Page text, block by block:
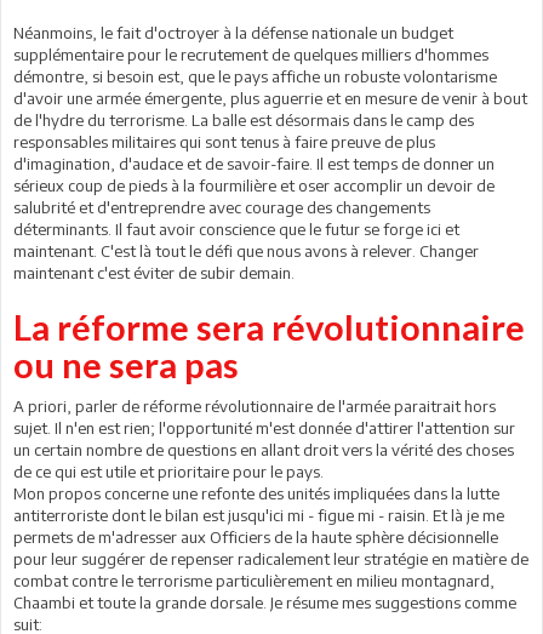
Néanmoins, le fait d'octroyer à la défense nationale un budget
supplémentaire pour le recrutement de quelques milliers d'hommes
démontre, si besoin est, que le pays affiche un robuste volontarisme
d'avoir une armée émergente, plus aguerrie et en mesure de venir à bout
de l'hydre du terrorisme. La balle est désormais dans le camp des
responsables militaires qui sont tenus à faire preuve de plus
d'imagination, d'audace et de savoir-faire. Il est temps de donner un
sérieux coup de pieds à la fourmilière et oser accomplir un devoir de
salubrité et d'entreprendre avec courage des changements
déterminants. Il faut avoir conscience que le futur se forge ici et
maintenant. C'est là tout le défi que nous avons à relever. Changer
maintenant c'est éviter de subir demain.
La réforme sera révolutionnaire
ou ne sera pas
A priori, parler de réforme révolutionnaire de l'armée paraitrait hors
sujet. Il n'en est rien; l'opportunité m'est donnée d'attirer l'attention sur
un certain nombre de questions en allant droit vers la vérité des choses
de ce qui est utile et prioritaire pour le pays.
Mon propos concerne une refonte des unités impliquées dans la lutte
antiterroriste dont le bilan est jusqu'ici mi - figue mi - raisin. Et là je me
permets de m'adresser aux Officiers de la haute sphère décisionnelle
pour leur suggérer de repenser radicalement leur stratégie en matière de
combat contre le terrorisme particulièrement en milieu montagnard,
Chaambi et toute la grande dorsale. Je résume mes suggestions comme
suit: